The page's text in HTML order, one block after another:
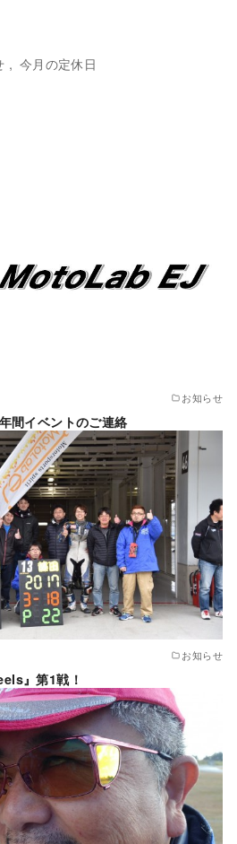
今月の定休日
お知らせ
間イベントのご連絡
お知らせ
』第1戦！